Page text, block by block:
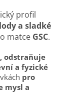
profil
a sladké
matce GSC.
odstraňuje
a fyzické
pro
mysl a